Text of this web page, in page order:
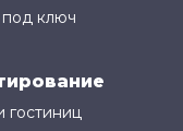
ключ
гостиниц